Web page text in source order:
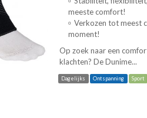
Dagelijks Ontspanning Sport
meeste comfort!
Verkozen tot meest
moment!
Op zoek naar een
klachten? De Dunime...